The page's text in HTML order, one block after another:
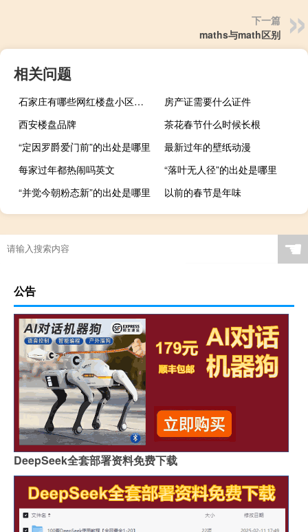
下一篇
maths与math区别
相关问题
石家庄有哪些网红楼盘小区？介绍5个最知名地产项目
房产证需要什么证件
西安楼盘品牌
茶花春节什么时候长根
“定因罗爵爱门前”的出处是哪里
最新过年的壁纸动漫
每家过年都热闹吗英文
“落叶无人径”的出处是哪里
“并觉今朝粉态新”的出处是哪里
以前的春节是年味
明晚元宵节你会做什么
☚
公告
DeepSeek全套部署资料免费下载